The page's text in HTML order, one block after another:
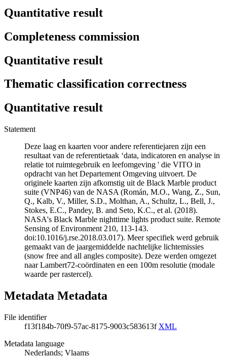
Quantitative result
Completeness commission
Quantitative result
Thematic classification correctness
Quantitative result
Statement
Deze laag en kaarten voor andere referentiejaren zijn een
resultaat van de referentietaak ‘data, indicatoren en analyse in
relatie tot ruimtegebruik en leefomgeving ' die VITO in
opdracht van het Departement Omgeving uitvoert. De
originele kaarten zijn afkomstig uit de Black Marble product
suite (VNP46) van de NASA (Román, M.O., Wang, Z., Sun,
Q., Kalb, V., Miller, S.D., Molthan, A., Schultz, L., Bell, J.,
Stokes, E.C., Pandey, B. and Seto, K.C., et al. (2018).
NASA's Black Marble nighttime lights product suite. Remote
Sensing of Environment 210, 113-143.
doi:10.1016/j.rse.2018.03.017). Meer specifiek werd gebruik
gemaakt van de jaargemiddelde nachtelijke lichtemissies
(snow free and all angles composite). Deze werden omgezet
naar Lambert72-coördinaten en een 100m resolutie (modale
waarde per rastercel).
Metadata Metadata
File identifier
f13f184b-70f9-57ac-8175-9003c583613f XML
Metadata language
Nederlands; Vlaams